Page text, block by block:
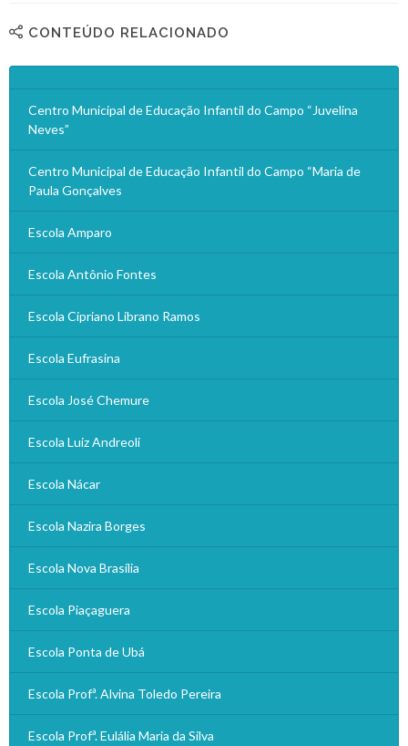
CONTEÚDO RELACIONADO
Centro Municipal de Educação Infantil do Campo “Juvelina
Neves”
Centro Municipal de Educação Infantil do Campo “Maria de
Paula Gonçalves
Escola Amparo
Escola Antônio Fontes
Escola Cipriano Librano Ramos
Escola Eufrasina
Escola José Chemure
Escola Luiz Andreoli
Escola Nácar
Escola Nazira Borges
Escola Nova Brasília
Escola Piaçaguera
Escola Ponta de Ubá
Escola Profª. Alvina Toledo Pereira
Escola Profª. Eulália Maria da Silva